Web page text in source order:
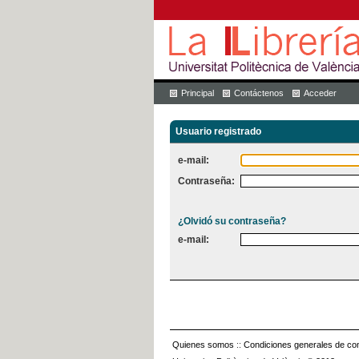
Principal Contáctenos Acceder
Usuario registrado
e-mail:
Contraseña:
¿Olvidó su contraseña?
e-mail:
Quienes somos :: Condiciones generales de